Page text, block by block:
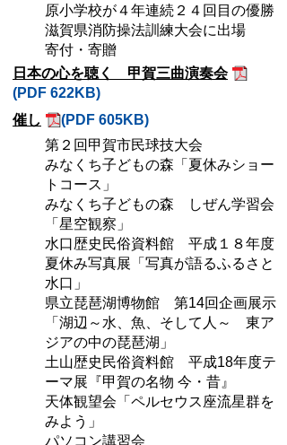
原小学校が４年連続２４回目の優勝
滋賀県消防操法訓練大会に出場
寄付・寄贈
日本の心を聴く 甲賀三曲演奏会
(PDF 622KB)
催し
(PDF 605KB)
第２回甲賀市民球技大会
みなくち子どもの森「夏休みショー
トコース」
みなくち子どもの森 しぜん学習会
「星空観察」
水口歴史民俗資料館 平成１８年度
夏休み写真展「写真が語るふるさと
水口」
県立琵琶湖博物館 第14回企画展示
「湖辺～水、魚、そして人～ 東ア
ジアの中の琵琶湖」
土山歴史民俗資料館 平成18年度テ
ーマ展『甲賀の名物 今・昔』
天体観望会「ペルセウス座流星群を
みよう」
パソコン講習会